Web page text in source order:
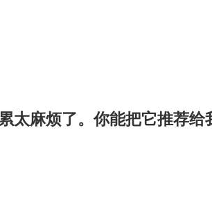
太麻烦了。你能把它推荐给